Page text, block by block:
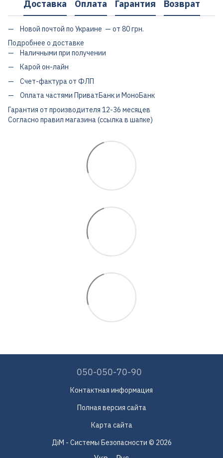
Доставка Оплата Гарантия Возврат
Новой почтой по Украине — от 80 грн.
Подробнее о доставке
Наличными при получении
Карой он-лайн
Счет-фактура от ФЛП
Оплата частями ПриватБанк и МоноБанк
Гарантия от производителя 12-36 месяцев
Согласно правил магазина (ссылка в шапке)
050-050-70-90
Контактная информация
Полная версия сайта
Карта сайта
ДіМ - Системы Безопасности © 2026